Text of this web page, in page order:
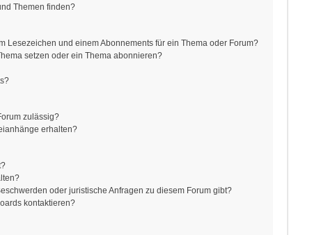
Themen finden?
Lesezeichen und einem Abonnements für ein Thema oder Forum?
setzen oder ein Thema abonnieren?
zulässig?
erhalten?
oder juristische Anfragen zu diesem Forum gibt?
kontaktieren?